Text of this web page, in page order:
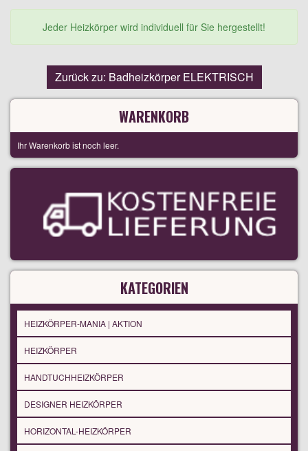
Jeder Heizkörper wird individuell für Sie hergestellt!
Zurück zu: Badheizkörper ELEKTRISCH
WARENKORB
Ihr Warenkorb ist noch leer.
KATEGORIEN
HEIZKÖRPER-MANIA | AKTION
HEIZKÖRPER
HANDTUCHHEIZKÖRPER
DESIGNER HEIZKÖRPER
HORIZONTAL-HEIZKÖRPER